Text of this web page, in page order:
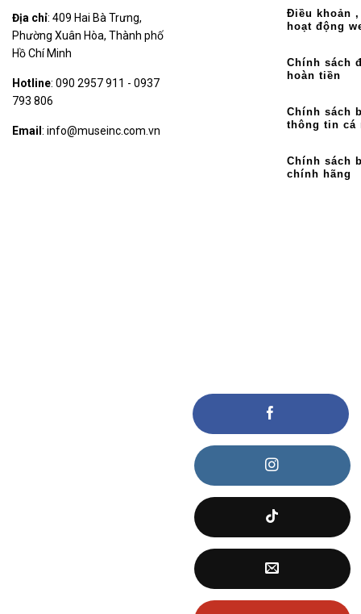
Địa chỉ: 409 Hai Bà Trưng,
Phường Xuân Hòa, Thành phố
Hồ Chí Minh
Hotline: 090 2957 911 - 0937
793 806
Email : info@museinc.com.vn
Điều khoản
hoạt động
Chính sách
hoàn tiền
Chính sách
thông tin cá
Chính sách
chính hãng